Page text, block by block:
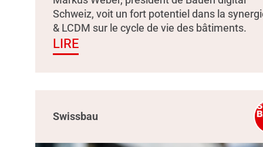
Schweiz, voit un fort potentiel dans la
& LCDM sur le cycle de vie des bâtiments.
LIRE
Swissbau